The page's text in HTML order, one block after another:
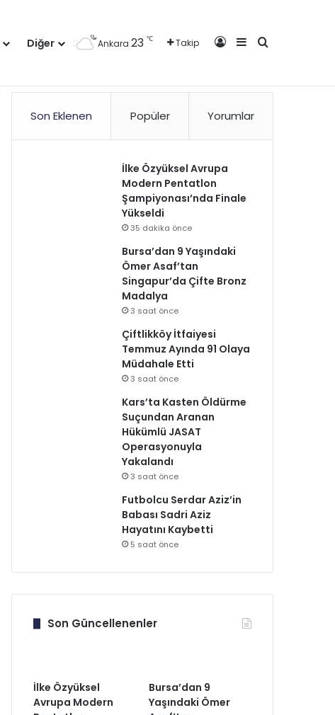
Diğer Ankara 23 ℃ Takip Kayıt OlKenar Bölmesi
Arama yap
Son Eklenen Popüler Yorumlar
İlke Özyüksel Avrupa
Modern Pentatlon
Şampiyonası’nda Finale
Yükseldi
35 dakika önce
Bursa’dan 9 Yaşındaki
Ömer Asaf’tan
Singapur’da Çifte Bronz
Madalya
3 saat önce
Çiftlikköy İtfaiyesi
Temmuz Ayında 91 Olaya
Müdahale Etti
3 saat önce
Kars’ta Kasten Öldürme
Suçundan Aranan
Hükümlü JASAT
Operasyonuyla
Yakalandı
3 saat önce
Futbolcu Serdar Aziz’in
Babası Sadri Aziz
Hayatını Kaybetti
5 saat önce
Son Güncellenenler
İlke Özyüksel
Avrupa Modern
Bursa’dan 9
Yaşındaki Ömer